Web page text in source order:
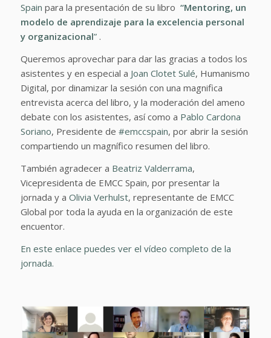
Spain para la presentación de su libro “Mentoring, un
modelo de aprendizaje para la excelencia personal
y organizacional”.
Queremos aprovechar para dar las gracias a todos los
asistentes y en especial a Joan Clotet Sulé, Humanismo
Digital, por dinamizar la sesión con una magnifica
entrevista acerca del libro, y la moderación del ameno
debate con los asistentes, así como a Pablo Cardona
Soriano, Presidente de #emccspain, por abrir la sesión
compartiendo un magnífico resumen del libro.
También agradecer a Beatriz Valderrama,
Vicepresidenta de EMCC Spain, por presentar la
jornada y a Olivia Verhulst, representante de EMCC
Global por toda la ayuda en la organización de este
encuentor.
En este enlace puedes ver el vídeo completo de la
jornada.